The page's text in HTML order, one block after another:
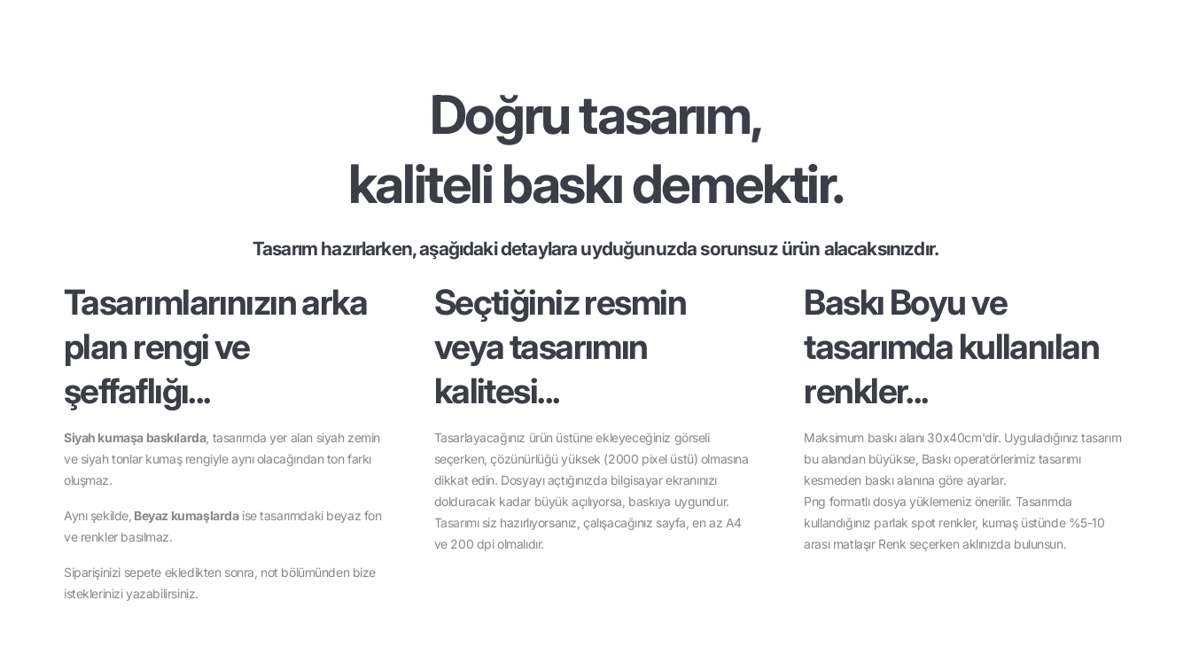
Doğru tasarım,
kaliteli baskı demektir.
Tasarım hazırlarken, aşağıdaki detaylara uyduğunuzda sorunsuz ürün alacaksınızdır.
Tasarımlarınızın arka
plan rengi ve
şeffaflığı...
Siyah kumaşa baskılarda, tasarımda yer alan siyah zemin
ve siyah tonlar kumaş rengiyle aynı olacağından ton farkı
oluşmaz.
Aynı şekilde, Beyaz kumaşlardaise tasarımdaki beyaz fon
ve renkler basılmaz.
Siparişinizi sepete ekledikten sonra, not bölümünden bize
isteklerinizi yazabilirsiniz.
Seçtiğiniz resmin
veya tasarımın
kalitesi...
Tasarlayacağınız ürün üstüne ekleyeceğiniz görseli
seçerken, çözünürlüğü yüksek (2000 pixel üstü) olmasına
dikkat edin. Dosyayı açtığınızda bilgisayar ekranınızı
dolduracak kadar büyük açılıyorsa, baskıya uygundur.
Tasarımı siz hazırlıyorsanız, çalışacağınız sayfa, en az A4
ve 200 dpi olmalıdır.
Baskı Boyu ve
tasarımda kullanılan
renkler...
Maksimum baskı alanı 30x40cm'dir. Uyguladığınız tasarım
bu alandan büyükse, Baskı operatörlerimiz tasarımı
kesmeden baskı alanına göre ayarlar.
Png formatlı dosya yüklemeniz önerilir. Tasarımda
kullandığınız parlak spot renkler, kumaş üstünde %5-10
arası matlaşır Renk seçerken aklınızda bulunsun.